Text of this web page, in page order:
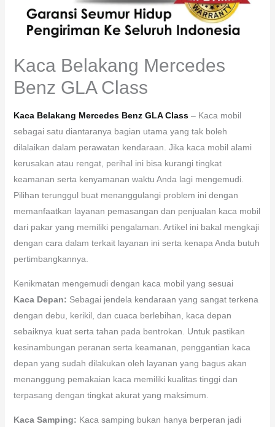
Kaca Belakang Mercedes
Benz GLA Class
Kaca Belakang Mercedes Benz GLA Class – Kaca mobil
sebagai satu diantaranya bagian utama yang tak boleh
dilalaikan dalam perawatan kendaraan. Jika kaca mobil alami
kerusakan atau rengat, perihal ini bisa kurangi tingkat
keamanan serta kenyamanan waktu Anda lagi mengemudi.
Pilihan terunggul buat menanggulangi problem ini dengan
memanfaatkan layanan pemasangan dan penjualan kaca mobil
dari pakar yang memiliki pengalaman. Artikel ini bakal mengkaji
dengan cara dalam terkait layanan ini serta kenapa Anda butuh
pertimbangkannya.
Kenikmatan mengemudi dengan kaca mobil yang sesuai
Kaca Depan: Sebagai jendela kendaraan yang sangat terkena
dengan debu, kerikil, dan cuaca berlebihan, kaca depan
sebaiknya kuat serta tahan pada bentrokan. Untuk pastikan
kesinambungan peranan serta keamanan, penggantian kaca
depan yang sudah dilakukan oleh layanan yang bagus akan
menanggung pemakaian kaca memiliki kualitas tinggi dan
terpasang dengan tingkat akurat yang maksimum.
Kaca Samping: Kaca samping bukan hanya berperan jadi